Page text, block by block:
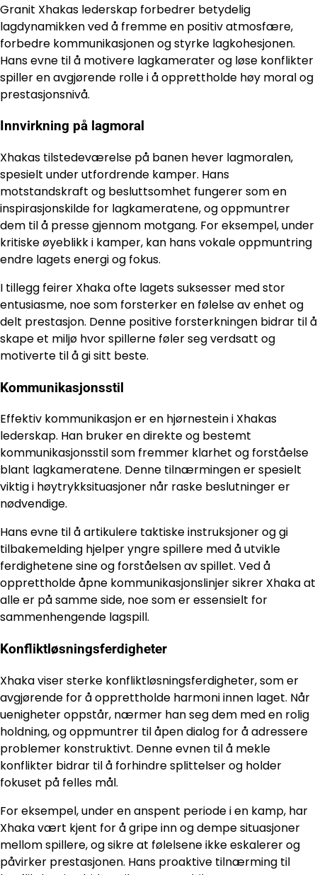
Granit Xhakas lederskap forbedrer betydelig
lagdynamikken ved å fremme en positiv atmosfære,
forbedre kommunikasjonen og styrke lagkohesjonen.
Hans evne til å motivere lagkamerater og løse konflikter
spiller en avgjørende rolle i å opprettholde høy moral og
prestasjonsnivå.
Innvirkning på lagmoral
Xhakas tilstedeværelse på banen hever lagmoralen,
spesielt under utfordrende kamper. Hans
motstandskraft og besluttsomhet fungerer som en
inspirasjonskilde for lagkameratene, og oppmuntrer
dem til å presse gjennom motgang. For eksempel, under
kritiske øyeblikk i kamper, kan hans vokale oppmuntring
endre lagets energi og fokus.
I tillegg feirer Xhaka ofte lagets suksesser med stor
entusiasme, noe som forsterker en følelse av enhet og
delt prestasjon. Denne positive forsterkningen bidrar til å
skape et miljø hvor spillerne føler seg verdsatt og
motiverte til å gi sitt beste.
Kommunikasjonsstil
Effektiv kommunikasjon er en hjørnestein i Xhakas
lederskap. Han bruker en direkte og bestemt
kommunikasjonsstil som fremmer klarhet og forståelse
blant lagkameratene. Denne tilnærmingen er spesielt
viktig i høytrykksituasjoner når raske beslutninger er
nødvendige.
Hans evne til å artikulere taktiske instruksjoner og gi
tilbakemelding hjelper yngre spillere med å utvikle
ferdighetene sine og forståelsen av spillet. Ved å
opprettholde åpne kommunikasjonslinjer sikrer Xhaka at
alle er på samme side, noe som er essensielt for
sammenhengende lagspill.
Konfliktløsningsferdigheter
Xhaka viser sterke konfliktløsningsferdigheter, som er
avgjørende for å opprettholde harmoni innen laget. Når
uenigheter oppstår, nærmer han seg dem med en rolig
holdning, og oppmuntrer til åpen dialog for å adressere
problemer konstruktivt. Denne evnen til å mekle
konflikter bidrar til å forhindre splittelser og holder
fokuset på felles mål.
For eksempel, under en anspent periode i en kamp, har
Xhaka vært kjent for å gripe inn og dempe situasjoner
mellom spillere, og sikre at følelsene ikke eskalerer og
påvirker prestasjonen. Hans proaktive tilnærming til